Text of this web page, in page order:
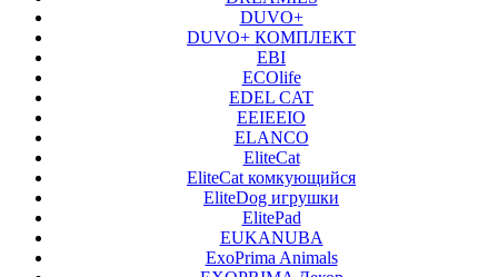
DUVO+
DUVO+ КОМПЛЕКТ
EBI
ECOlife
EDEL CAT
EEIEEIO
ELANCO
EliteCat
EliteCat комкующийся
EliteDog игрушки
ElitePad
EUKANUBA
ExoPrima Animals